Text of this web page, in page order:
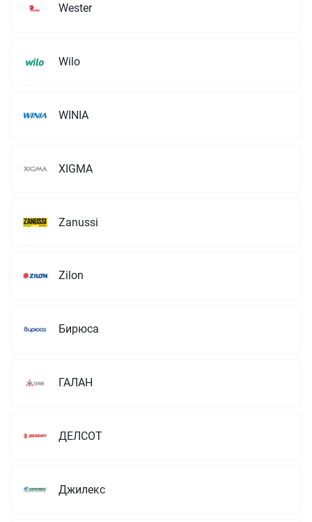
Wester
Wilo
WINIA
XIGMA
Zanussi
Zilon
Бирюса
ГАЛАН
ДЕЛСОТ
Джилекс